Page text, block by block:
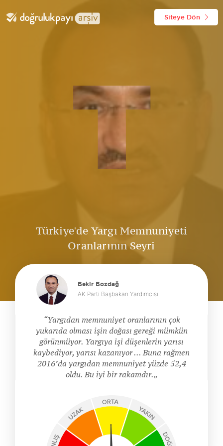
Siteye Dön
T
Türkiye'de Yargı Memnuniyeti
Oranlarının Seyri
Bekir Bozdağ
AK Parti Başbakan Yardımcısı
Yargıdan memnuniyet oranlarının çok
yukarıda olması işin doğası gereği mümkün
görünmüyor. Yargıya işi düşenlerin yarısı
kaybediyor, yarısı kazanıyor ... Buna rağmen
2016’da yargıdan memnuniyet yüzde 52,4
oldu. Bu iyi bir rakamdır.